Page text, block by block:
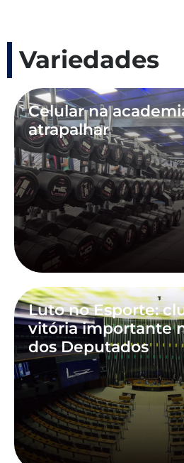
Variedades
Celular na
atrapalhar
Luto no Esporte:
vitória importante
dos Deputados